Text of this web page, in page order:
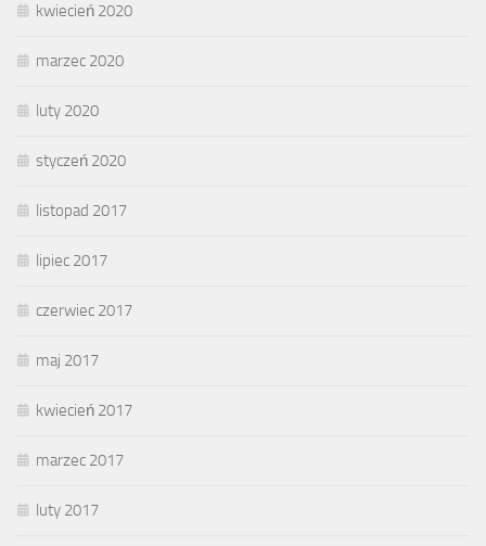
kwiecień 2020
marzec 2020
luty 2020
styczeń 2020
listopad 2017
lipiec 2017
czerwiec 2017
maj 2017
kwiecień 2017
marzec 2017
luty 2017